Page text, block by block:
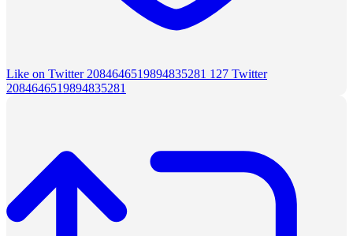
Like on Twitter 2084646519894835281 127 Twitter
2084646519894835281